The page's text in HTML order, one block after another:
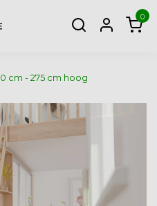
0
cm - 275 cm hoog